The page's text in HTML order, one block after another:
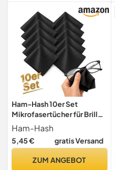
Ham-Hash 10er Set
Mikrofasertücher für Brille
15 x 18 cm Schwarz –
Brillenputztuch in
Optikerqualität,
Brillengläser,
Ham-Hash
5,45 € gratis Versand
ZUM ANGEBOT